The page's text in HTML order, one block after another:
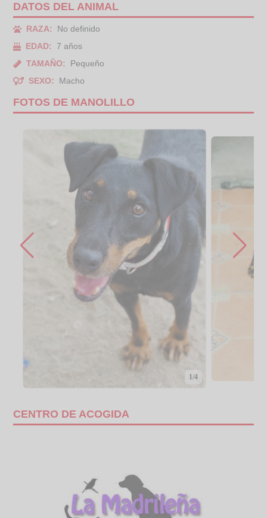
DATOS DEL ANIMAL
RAZA:
No definido
EDAD:
7 años
TAMAÑO:
Pequeño
SEXO:
Macho
FOTOS DE MANOLILLO
1/4
CENTRO DE ACOGIDA